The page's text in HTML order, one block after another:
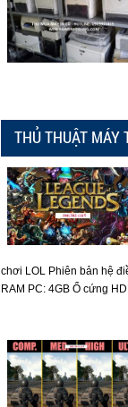
THỦ THUẬT MÁY
chơi LOL Phiên bản hệ
RAM PC: 4GB Ổ cứng